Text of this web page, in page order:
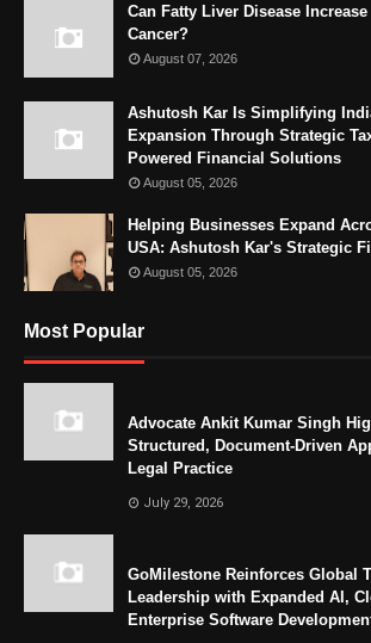
Can Fatty Liver Disease
Cancer?
August 07, 2026
Ashutosh Kar Is Simplifying
Expansion Through Strategic
Powered Financial Solutions
August 05, 2026
Helping Businesses Expand
USA: Ashutosh Kar's Strategic
August 05, 2026
Most Popular
Advocate Ankit Kumar Singh
Structured, Document-Driven
Legal Practice
July 29, 2026
GoMilestone Reinforces Global
Leadership with Expanded AI,
Enterprise Software